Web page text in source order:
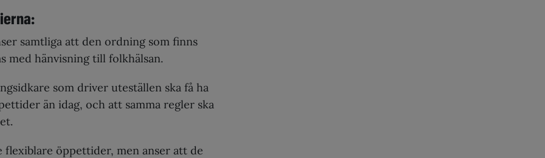
samtliga att den ordning som finns
med hänvisning till folkhälsan.
som driver uteställen ska få ha
än idag, och att samma regler ska
flexiblare öppettider, men anser att de